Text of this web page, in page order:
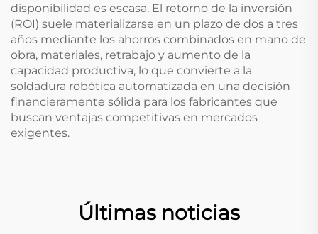
disponibilidad es escasa. El retorno de la inversión
(ROI) suele materializarse en un plazo de dos a tres
años mediante los ahorros combinados en mano de
obra, materiales, retrabajo y aumento de la
capacidad productiva, lo que convierte a la
soldadura robótica automatizada en una decisión
financieramente sólida para los fabricantes que
buscan ventajas competitivas en mercados
exigentes.
Últimas noticias